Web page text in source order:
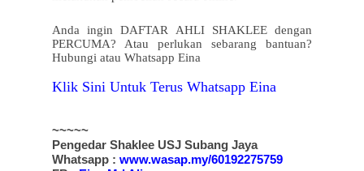
Anda ingin DAFTAR AHLI SHAKLEE dengan
PERCUMA? Atau perlukan sebarang bantuan?
Hubungi atau Whatsapp Eina
Klik Sini Untuk Terus Whatsapp Eina
~~~~~
Pengedar Shaklee USJ Subang Jaya
Whatsapp : www.wasap.my/60192275759